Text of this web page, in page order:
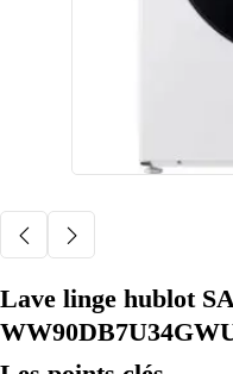
Lave linge hublot